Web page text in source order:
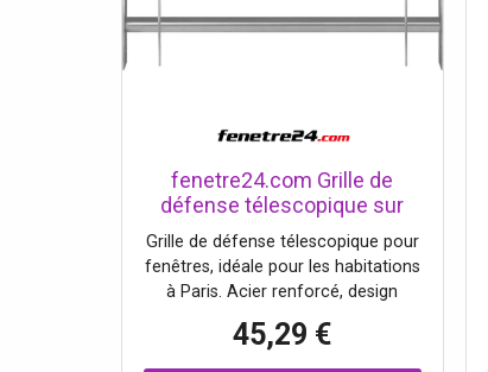
fenetre24.com Grille de
défense télescopique sur
mesure – Sécurité fenêtre
Paris
Grille de défense télescopique pour
fenêtres, idéale pour les habitations
à Paris. Acier renforcé, design
45,29 €